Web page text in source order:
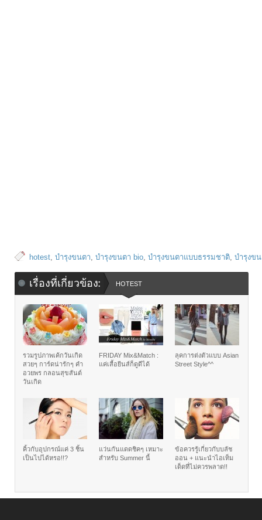
hotest, บำรุงขนตา, บำรุงขนตา bio, บำรุงขนตาแบบธรรมชาติ, บำรุงข
เรื่องที่เกี่ยวข้อง: HOTEST
รวมรูปภาพเค้กวันเกิด
สวยๆ การ์ดน่ารักๆ คำ
อวยพร กลอนสุขสันต์
วันเกิด
FRIDAY Mix&Match :
แค่เสื้อยีนส์ก็ดูดีได้
ลุคการต่งตัวแบบ Asian
Street Style^^
คิ้วกับอุปกรณ์แค่ 3 ชิ้น
เป็นไปได้หรอ!!?
แว่นกันแดดชิคๆ เหมาะ
สำหรับ Summer นี้
ข้อควรรู้เกี่ยวกับบลัช
ออน + แนะนำไอเท็ม
เด็ดที่ไม่ควรพลาด!!